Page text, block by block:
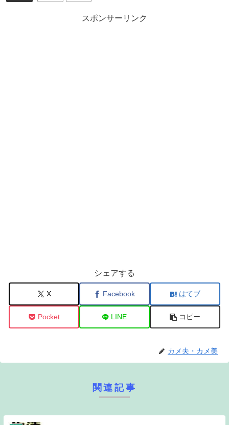
スポンサーリンク
シェアする
X Facebook はてブ
Pocket LINE コピー
カメ夫・カメ美
関連記事